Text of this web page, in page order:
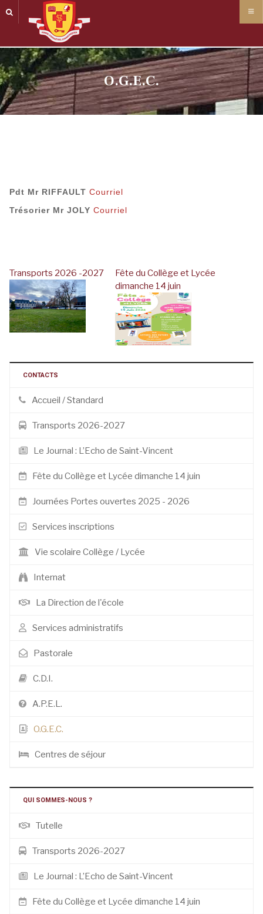
O.G.E.C.
Pdt Mr RIFFAULT Courriel
Trésorier Mr JOLY Courriel
Transports 2026 -2027
Fête du Collège et Lycée
dimanche 14 juin
CONTACTS
Accueil / Standard
Transports 2026-2027
Le Journal : L’Echo de Saint-Vincent
Fête du Collège et Lycée dimanche 14 juin
Journées Portes ouvertes 2025 - 2026
Services inscriptions
Vie scolaire Collège / Lycée
Internat
La Direction de l'école
Services administratifs
Pastorale
C.D.I.
A.P.E.L.
O.G.E.C.
Centres de séjour
QUI SOMMES-NOUS ?
Tutelle
Transports 2026-2027
Le Journal : L’Echo de Saint-Vincent
Fête du Collège et Lycée dimanche 14 juin
Panneau de gestion des cookies